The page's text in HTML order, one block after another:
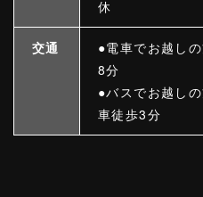
休
交通
●電車でお越し
8分
●バスでお越し
車徒歩3分